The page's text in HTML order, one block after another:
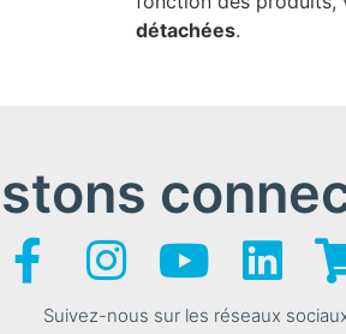
détachées.
Suivez-nous sur les réseaux